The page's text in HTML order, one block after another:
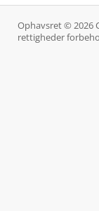
Ophavsret © 2026
rettigheder